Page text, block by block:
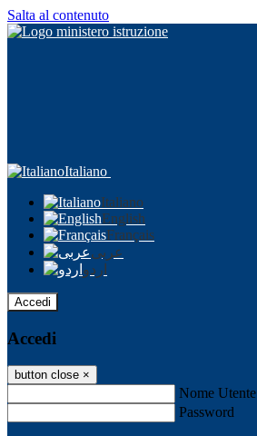
Salta al contenuto
Italiano
Italiano
English
Français
عربى
اردو
Accedi
Accedi
button close ×
Nome Utente
Password